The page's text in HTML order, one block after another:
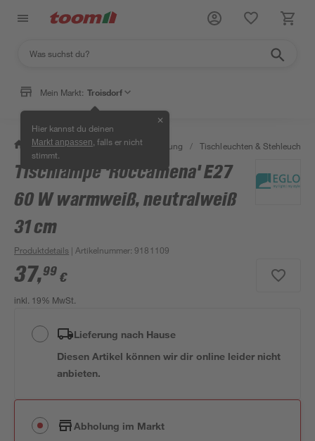
Mein Markt: Troisdorf
Hier kannst du deinen
Markt anpassen , falls er nicht
stimmt.
✕
/ Wohnen & Haushalt / Beleuchtung / Tischleuchten & Stehleuchten
Tischlampe 'Roccamena' E27
60 W warmweiß, neutralweiß
31 cm
Produktdetails | Artikelnummer:9181109
37,99 €
inkl. 19% MwSt.
Lieferung nach Hause
Diesen Artikel können wir dir online leider nicht
anbieten.
Abholung im Markt